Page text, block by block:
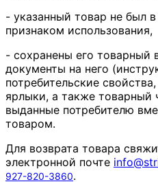
- указанный товар не был
признаком использования,
- сохранены его товарный
документы на него
потребительские
ярлыки, а также товарный
выданные потребителю
товаром.
Для возврата товара
электронной почте info@
927-820-3860.